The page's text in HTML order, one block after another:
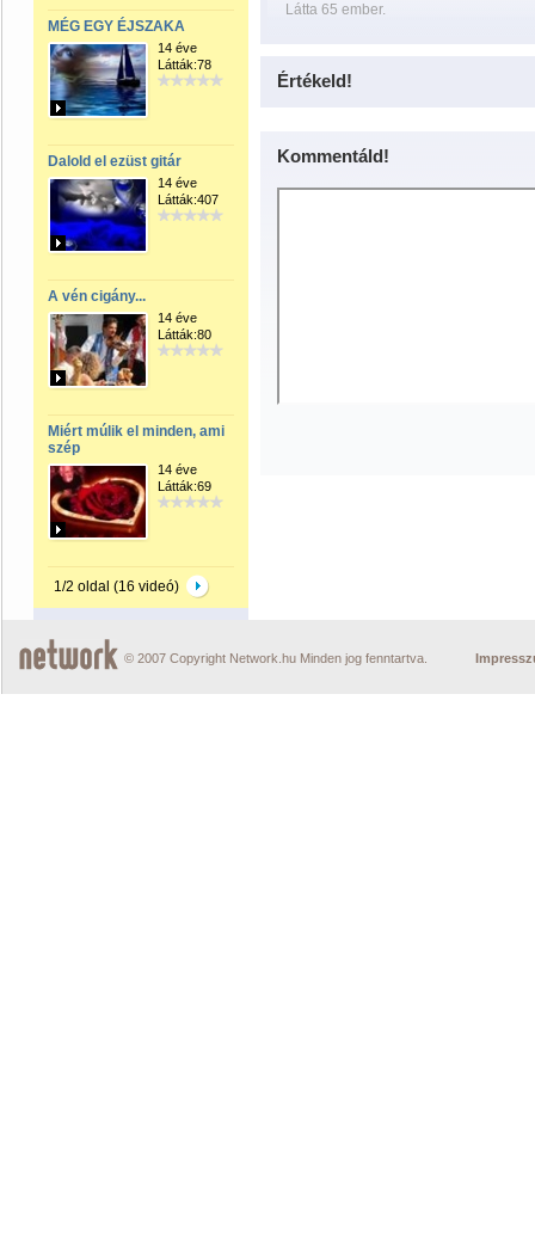
MÉG EGY ÉJSZAKA
14 éve
Látták:78
Dalold el ezüst gitár
14 éve
Látták:407
A vén cigány...
14 éve
Látták:80
Miért múlik el minden, ami
szép
14 éve
Látták:69
1/2 oldal (16 videó)
Látta 65 ember.
Értékeld!
Kommentáld!
© 2007 Copyright Network.hu Minden jog fenntartva.